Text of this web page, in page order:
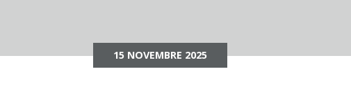
15 NOVEMBRE 2025